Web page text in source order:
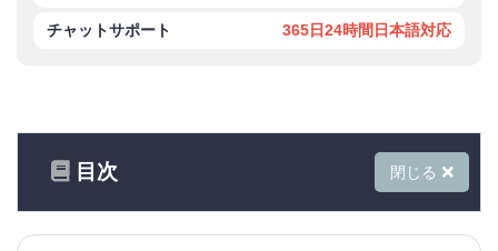
チャットサポート 365日24時間日本語対応
目次 閉じる